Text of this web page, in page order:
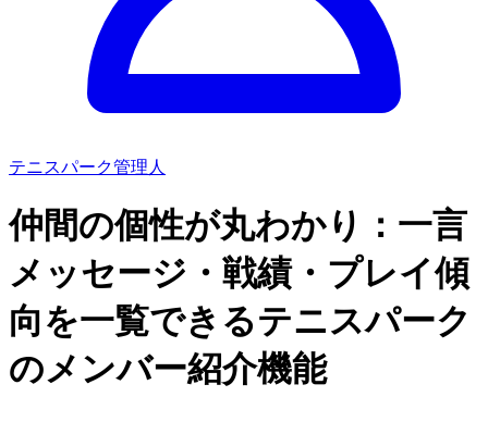
テニスパーク管理人
仲間の個性が丸わかり：一言
メッセージ・戦績・プレイ傾
向を一覧できるテニスパーク
のメンバー紹介機能